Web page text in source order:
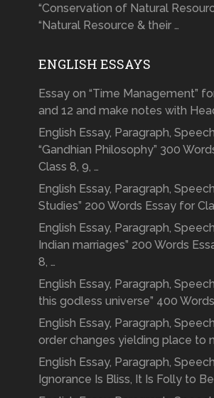
“Conservation of Natural
“Natural Resource & their …
ENGLISH ESSAYS
Essay on “Time Management”
and 12 and make notes with
English Essay, Paragraph,
“Gandhian Philosophy” 300
Class 8, 9, …
English Essay, Paragraph,
Studies” 200 Words Essay for
English Essay, Paragraph,
Indian marriages” 200 Words
8, …
English Essay, Paragraph,
this godless universe” 400
English Essay, Paragraph,
order changes yielding place to
English Essay, Paragraph,
Ignorance Is Bliss, It Is Folly to Be